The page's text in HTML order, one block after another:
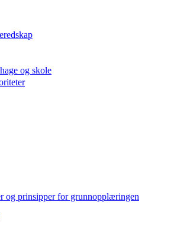
og skole
og prinsipper for grunnopplæringen